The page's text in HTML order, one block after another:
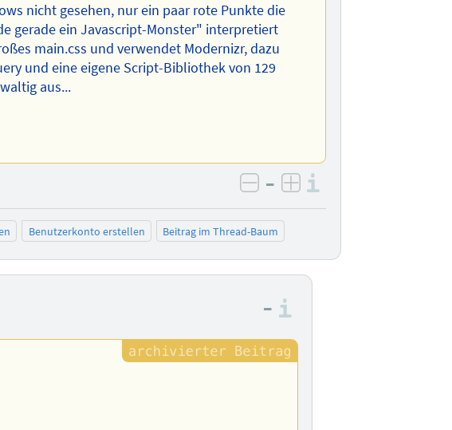
nicht gesehen, nur ein paar rote Punkte die
gerade ein Javascript-Monster" interpretiert
main.css und verwendet Modernizr, dazu
und eine eigene Script-Bibliothek von 129
aus...
negativ bewerten
– positiv bewerten
Benutzerkonto erstellen Beitrag im Thread-Baum
–